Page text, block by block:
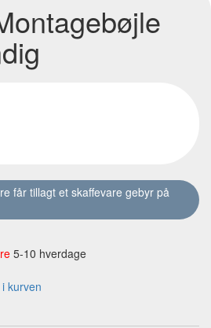
får tillagt et skaffevare gebyr på
5-10 hverdage
kurven